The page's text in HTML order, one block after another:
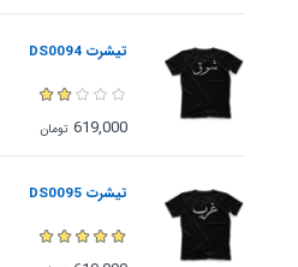
تیشرت DS0094
619,000 تومان
تیشرت DS0095